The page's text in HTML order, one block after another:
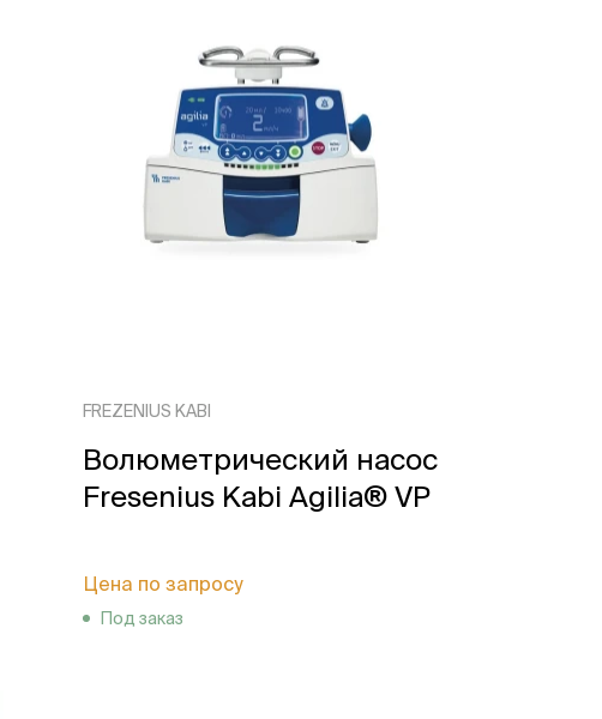
FREZENIUS KABI
Волюметрический насос
Fresenius Kabi Agilia® VP
Цена по запросу
Под заказ